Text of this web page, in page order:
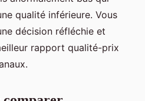
qualité inférieure. Vous
décision réfléchie et
rapport qualité-prix